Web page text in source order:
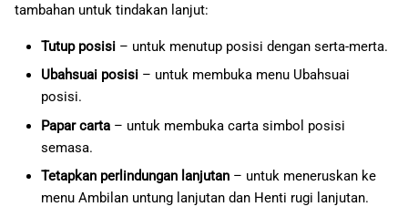
tambahan untuk tindakan lanjut:
Tutup posisi– untuk menutup posisi dengan serta-merta.
Ubahsuai posisi – untuk membuka menu Ubahsuai
posisi.
Papar carta– untuk membuka carta simbol posisi
semasa.
Tetapkan perlindungan lanjutan– untuk meneruskan ke
menu Ambilan untung lanjutan dan Henti rugi lanjutan.